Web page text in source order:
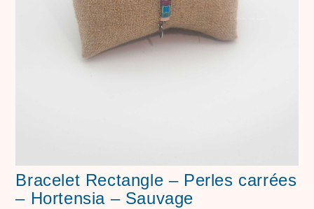
Bracelet Rectangle – Perles carrées
– Hortensia – Sauvage